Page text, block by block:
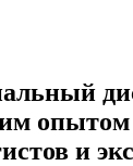
опытом
и